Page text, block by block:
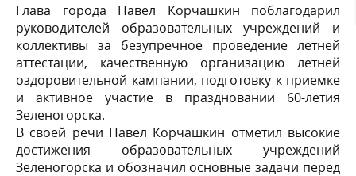
Глава города Павел Корчашкин поблагодарил
руководителей образовательных учреждений и
коллективы за безупречное проведение летней
аттестации, качественную организацию летней
оздоровительной кампании, подготовку к приемке
и активное участие в праздновании 60-летия
Зеленогорска.
В своей речи Павел Корчашкин отметил высокие
достижения образовательных учреждений
Зеленогорска и обозначил основные задачи перед